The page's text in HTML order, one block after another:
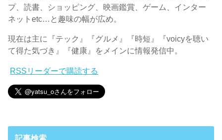
プ、読書、ショッピング、映画鑑賞、ゲーム、インター
ネットetc…と趣味の幅が広め。
現在は主に『テック』『グルメ』『時短』『voicyを聴い
て得た気づき』『健康』をメインに情報発信中。
RSSリーダーで購読する
記事検索